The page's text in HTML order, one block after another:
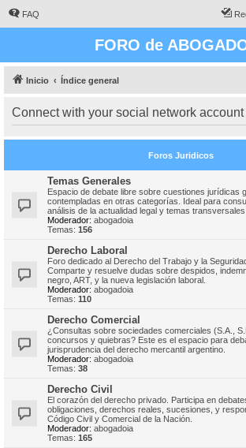
FAQ
FORO de
Inicio Índice general
Connect with your social network account
Foros Juridicos
Temas Generales
Espacio de debate libre sobre cuestiones jurídicas
contempladas en otras categorías. Ideal para
análisis de la actualidad legal y temas
Moderador: abogadoia
Temas: 156
Derecho Laboral
Foro dedicado al Derecho del Trabajo y la
Comparte y resuelve dudas sobre despidos,
negro, ART, y la nueva legislación laboral.
Moderador: abogadoia
Temas: 110
Derecho Comercial
¿Consultas sobre sociedades comerciales (S.A.,
concursos y quiebras? Este es el espacio para
jurisprudencia del derecho mercantil argentino.
Moderador: abogadoia
Temas: 38
Derecho Civil
El corazón del derecho privado. Participa en
obligaciones, derechos reales, sucesiones, y
Código Civil y Comercial de la Nación.
Moderador: abogadoia
Temas: 165